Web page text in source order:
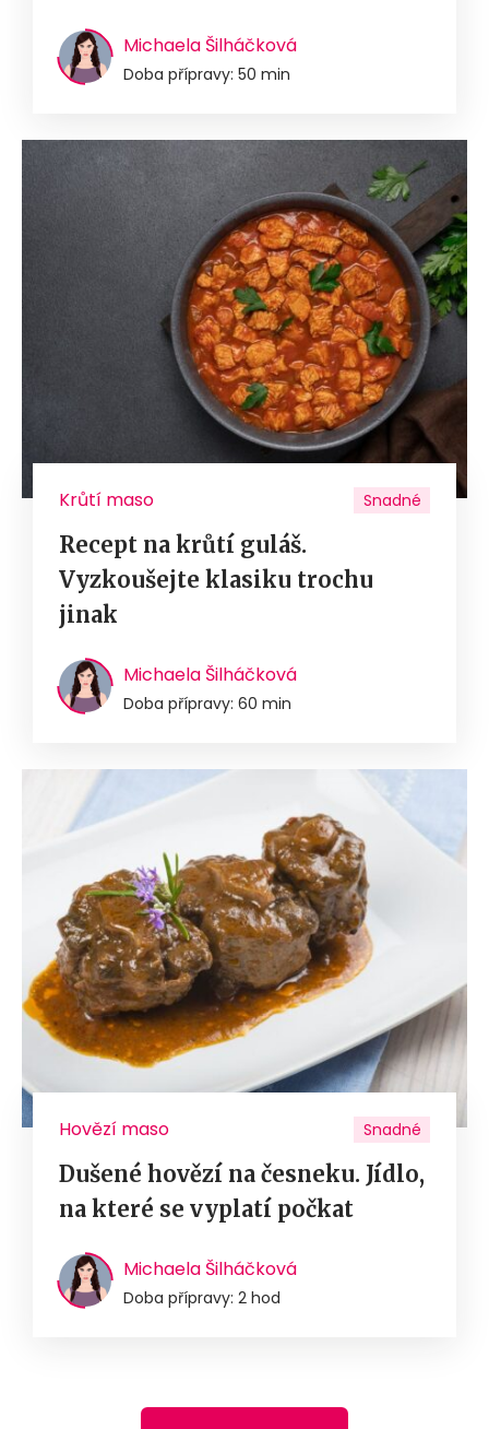
Michaela Šilháčková
Doba přípravy: 50 min
Krůtí maso Snadné
Recept na krůtí guláš.
Vyzkoušejte klasiku trochu
jinak
Michaela Šilháčková
Doba přípravy: 60 min
Hovězí maso Snadné
Dušené hovězí na česneku. Jídlo,
na které se vyplatí počkat
Michaela Šilháčková
Doba přípravy: 2 hod